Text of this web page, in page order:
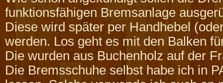
funktionsfähigen Bremsanlage
Diese wird später per Handhebel
werden. Los geht es mit den Balken
Die wurden aus Buchenholz auf der
Die Bremsschuhe selbst habe ich in